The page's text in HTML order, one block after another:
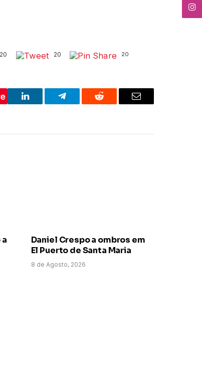
20 20 20
LinkedIn Telegram Reddit Email
Daniel Crespo a ombros em
El Puerto de Santa Maria
8 de Agosto, 2026